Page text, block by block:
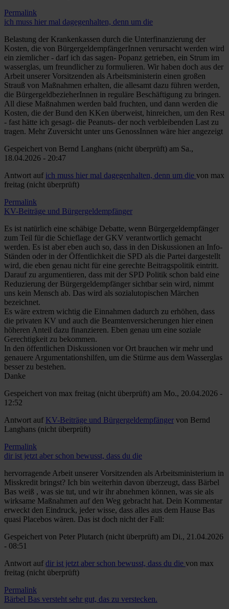
Permalink
ich muss hier mal dagegenhalten, denn um die
Belastung der Krankenkassen durch die Unterfinanzierung der
Kosten, die von BürgergeldempfängerInnen verursacht werden wird
ein ziemlicher - darf ich das sagen- Popanz getrieben, ein Strum im
wasserglas, um freundlicher zu formulieren. Wir haben doch aus der
Arbeit unserer Vorsitzenden als Arbeitsministerin einen großen
Strauß von Maßnahmen erhalten, die allesamt dazu führen werden,
die BürgergeldbezieherInnen in reguläre Beschäftigung zu bringen.
All diese Maßnahmen werden bald fruchten, und dann werden die
Kosten, die der Bund den KKen überweist, hinreichen, um den Rest
- fast hätte ich gesagt- die Peanuts- der noch verbleibenden Last zu
tragen. Mehr Zuversicht unter uns GenossInnen wäre hier angezeigt
Gespeichert von Bernd Langhans (nicht überprüft) am Sa.,
18.04.2026 - 20:47
Antwort auf ich muss hier mal dagegenhalten, denn um die von max
freitag (nicht überprüft)
Permalink
KV-Beiträge und Bürgergeldempfänger
Es ist natürlich eine schäbige Debatte, wenn Bürgergeldempfänger
zum Teil für die Schieflage der GKV verantwortlich gemacht
werden. Es ist aber eben auch so, dass in den Diskussionen an Info-
Ständen oder in der Öffentlichkeit die SPD als die Partei dargestellt
wird, die eben genau nicht für eine gerechte Beitragspolitik eintritt.
Darauf zu argumentieren, dass mit der SPD Politik schon bald eine
Reduzierung der Bürgergeldempfänger sichtbar sein wird, nimmt
uns kein Mensch ab. Das wird als sozialutopischen Märchen
bezeichnet.
Es wäre extrem wichtig die Einnahmen dadurch zu erhöhen, dass
die privaten KV und auch die Beamtenversicherungen hier einen
höheren Anteil dazu finanzieren. Eben genau um eine soziale
Gerechtigkeit zu bekommen.
In den öffentlichen Diskussionen vor Ort brauchen wir mehr und
genauere Argumentationshilfen, um die Stürme aus dem Wasserglas
besser zu bestehen.
Danke
Gespeichert von max freitag (nicht überprüft) am Mo., 20.04.2026 -
12:52
Antwort auf KV-Beiträge und Bürgergeldempfänger von Bernd
Langhans (nicht überprüft)
Permalink
dir ist jetzt aber schon bewusst, dass du die
hervorragende Arbeit unserer Vorsitzenden als Arbeitsministerium in
Misskredit bringst? Ich bin weiterhin davon überzeugt, dass Bärbel
Bas weiß , was sie tut, und wir ihr abnehmen können, was sie als
wirksame Maßnahmen auf den Weg gebracht hat. Dein Kommentar
erweckt den Eindruck, jeder wisse, dass alles aus dem Hause Bas
quasi Placebos wären. Das ist doch nicht der Fall:
Gespeichert von Peter Plutarch (nicht überprüft) am Di., 21.04.2026
- 08:51
Antwort auf dir ist jetzt aber schon bewusst, dass du die von max
freitag (nicht überprüft)
Permalink
Bärbel Bas versteht sehr gut, das zu verstecken.